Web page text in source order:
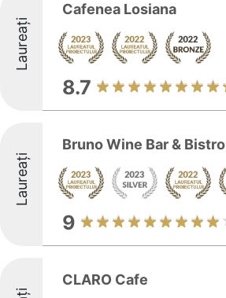
Laureați
Cafenea Losiana
8.7
Laureați
Bruno Wine Bar & Bistro
9
CLARO Cafe